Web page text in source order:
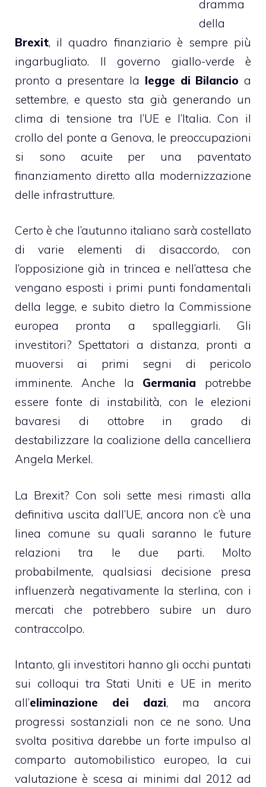
dramma
della
Brexit, il quadro finanziario è sempre più
ingarbugliato. Il governo giallo-verde è
pronto a presentare la legge di Bilancio a
settembre, e questo sta già generando un
clima di tensione tra l’UE e l’Italia. Con il
crollo del ponte a Genova, le preoccupazioni
si sono acuite per una paventato
finanziamento diretto alla modernizzazione
delle infrastrutture.
Certo è che l’autunno italiano sarà costellato
di varie elementi di disaccordo, con
l’opposizione già in trincea e nell’attesa che
vengano esposti i primi punti fondamentali
della legge, e subito dietro la Commissione
europea pronta a spalleggiarli. Gli
investitori? Spettatori a distanza, pronti a
muoversi ai primi segni di pericolo
imminente. Anche la Germania potrebbe
essere fonte di instabilità, con le elezioni
bavaresi di ottobre in grado di
destabilizzare la coalizione della cancelliera
Angela Merkel.
La Brexit? Con soli sette mesi rimasti alla
definitiva uscita dall’UE, ancora non c’è una
linea comune su quali saranno le future
relazioni tra le due parti. Molto
probabilmente, qualsiasi decisione presa
influenzerà negativamente la sterlina, con i
mercati che potrebbero subire un duro
contraccolpo.
Intanto, gli investitori hanno gli occhi puntati
sui colloqui tra Stati Uniti e UE in merito
all’eliminazione dei dazi, ma ancora
progressi sostanziali non ce ne sono. Una
svolta positiva darebbe un forte impulso al
comparto automobilistico europeo, la cui
valutazione è scesa ai minimi dal 2012 ad